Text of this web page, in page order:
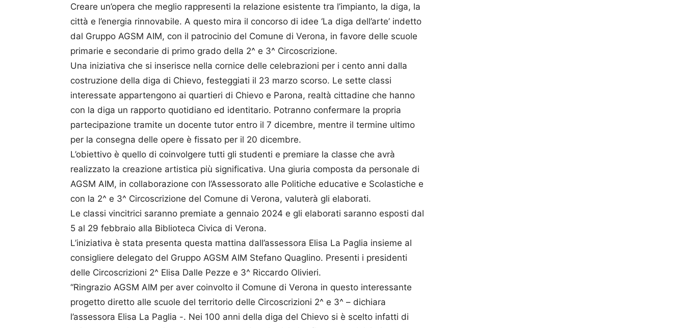
Creare un’opera che meglio rappresenti la relazione esistente tra l’impianto, la diga, la
città e l’energia rinnovabile. A questo mira il concorso di idee ‘La diga dell’arte’ indetto
dal Gruppo AGSM AIM, con il patrocinio del Comune di Verona, in favore delle scuole
primarie e secondarie di primo grado della 2^ e 3^ Circoscrizione.
Una iniziativa che si inserisce nella cornice delle celebrazioni per i cento anni dalla
costruzione della diga di Chievo, festeggiati il 23 marzo scorso. Le sette classi
interessate appartengono ai quartieri di Chievo e Parona, realtà cittadine che hanno
con la diga un rapporto quotidiano ed identitario. Potranno confermare la propria
partecipazione tramite un docente tutor entro il 7 dicembre, mentre il termine ultimo
per la consegna delle opere è fissato per il 20 dicembre.
L’obiettivo è quello di coinvolgere tutti gli studenti e premiare la classe che avrà
realizzato la creazione artistica più significativa. Una giuria composta da personale di
AGSM AIM, in collaborazione con l’Assessorato alle Politiche educative e Scolastiche e
con la 2^ e 3^ Circoscrizione del Comune di Verona, valuterà gli elaborati.
Le classi vincitrici saranno premiate a gennaio 2024 e gli elaborati saranno esposti dal
5 al 29 febbraio alla Biblioteca Civica di Verona.
L’iniziativa è stata presenta questa mattina dall’assessora Elisa La Paglia insieme al
consigliere delegato del Gruppo AGSM AIM Stefano Quaglino. Presenti i presidenti
delle Circoscrizioni 2^ Elisa Dalle Pezze e 3^ Riccardo Olivieri.
“Ringrazio AGSM AIM per aver coinvolto il Comune di Verona in questo interessante
progetto diretto alle scuole del territorio delle Circoscrizioni 2^ e 3^ – dichiara
l’assessora Elisa La Paglia -. Nei 100 anni della diga del Chievo si è scelto infatti di